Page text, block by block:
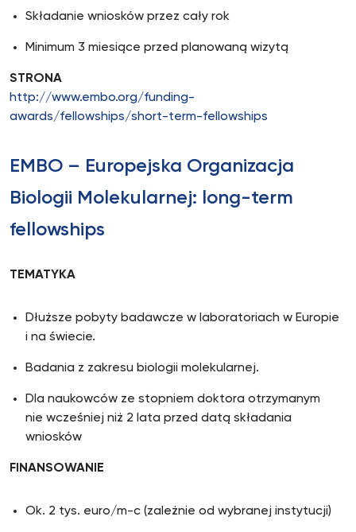
Składanie wniosków przez cały rok
Minimum 3 miesiące przed planowaną wizytą
STRONA
http://www.embo.org/funding-
awards/fellowships/short-term-fellowships
EMBO – Europejska Organizacja
Biologii Molekularnej: long-term
fellowships
TEMATYKA
Dłuższe pobyty badawcze w laboratoriach w Europie
i na świecie.
Badania z zakresu biologii molekularnej.
Dla naukowców ze stopniem doktora otrzymanym
nie wcześniej niż 2 lata przed datą składania
wniosków
FINANSOWANIE
Ok. 2 tys. euro/m-c (zależnie od wybranej instytucji)